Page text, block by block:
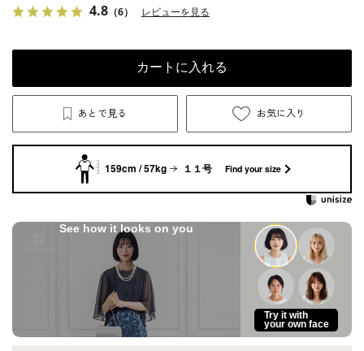
4.8 （6） レビューを見る
カートに入れる
あとで見る お気に入り
159cm / 57kg １１号 Find your size
See how it looks on you
Try it with
your own face